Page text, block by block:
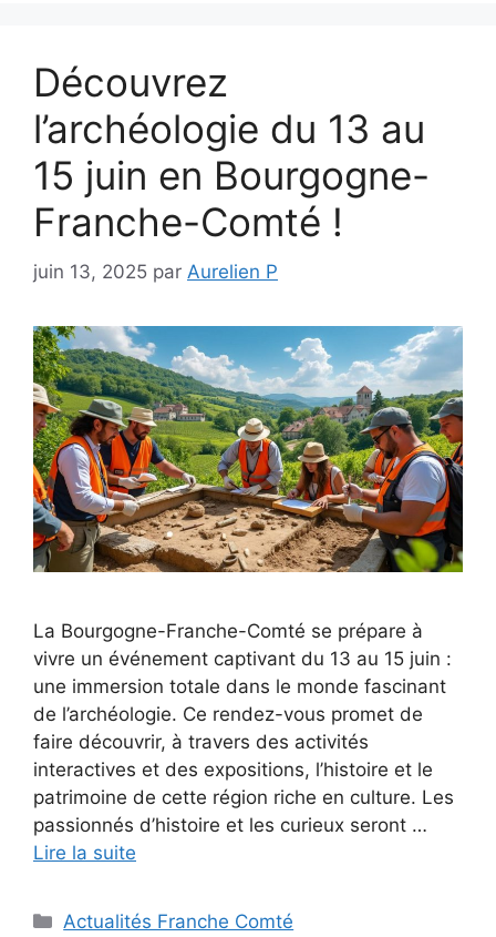
Découvrez
l’archéologie du 13 au
15 juin en Bourgogne-
Franche-Comté !
juin 13, 2025 par Aurelien P
La Bourgogne-Franche-Comté se prépare à
vivre un événement captivant du 13 au 15 juin :
une immersion totale dans le monde fascinant
de l’archéologie. Ce rendez-vous promet de
faire découvrir, à travers des activités
interactives et des expositions, l’histoire et le
patrimoine de cette région riche en culture. Les
passionnés d’histoire et les curieux seront …
Lire la suite
Catégories
Actualités Franche Comté